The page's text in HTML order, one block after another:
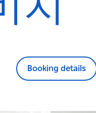
Booking details